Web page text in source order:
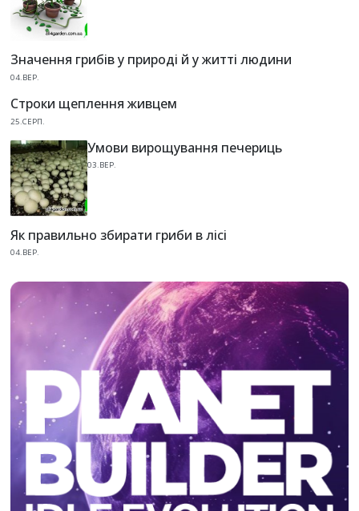
Значення грибів у природі й у житті людини
04.ВЕР.
Строки щеплення живцем
25.СЕРП.
Умови вирощування печериць
03.ВЕР.
Як правильно збирати гриби в лісі
04.ВЕР.